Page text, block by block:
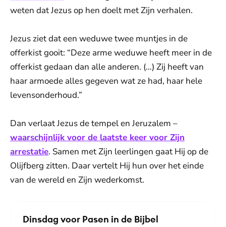
weten dat Jezus op hen doelt met Zijn verhalen.
Jezus ziet dat een weduwe twee muntjes in de
offerkist gooit: “Deze arme weduwe heeft meer in de
offerkist gedaan dan alle anderen. (…) Zij heeft van
haar armoede alles gegeven wat ze had, haar hele
levensonderhoud.”
Dan verlaat Jezus de tempel en Jeruzalem –
waarschijnlijk voor de laatste keer voor Zijn
arrestatie. Samen met Zijn leerlingen gaat Hij op de
Olijfberg zitten. Daar vertelt Hij hun over het einde
van de wereld en Zijn wederkomst.
Dinsdag voor Pasen in de Bijbel